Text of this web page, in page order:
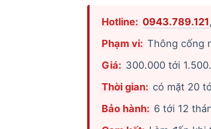
Hotline: 0943.789.121
Phạm vi: Thông cống
Giá: 300.000 tới
Thời gian: có mặt 20
Bảo hành: 6 tới 12